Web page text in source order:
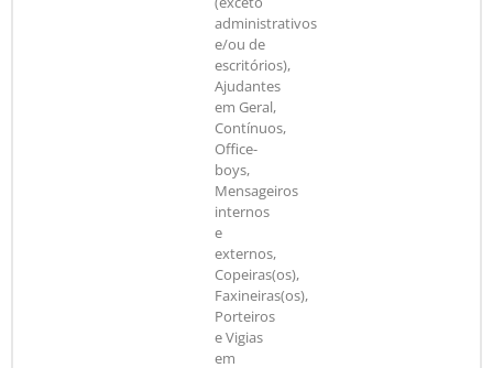
administrativos
e/ou de
escritórios),
Ajudantes
em Geral,
Contínuos,
Office-
boys,
Mensageiros
internos
e
externos,
Copeiras(os),
Faxineiras(os),
Porteiros
e Vigias
em